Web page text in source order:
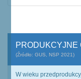
PRODUKCYJNE
(Źródło: GUS, NSP 2021)
W wieku